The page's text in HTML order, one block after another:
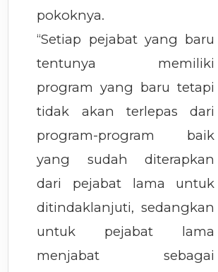
pokoknya.
“Setiap pejabat yang baru
tentunya memiliki
program yang baru tetapi
tidak akan terlepas dari
program-program baik
yang sudah diterapkan
dari pejabat lama untuk
ditindaklanjuti, sedangkan
untuk pejabat lama
menjabat sebagai